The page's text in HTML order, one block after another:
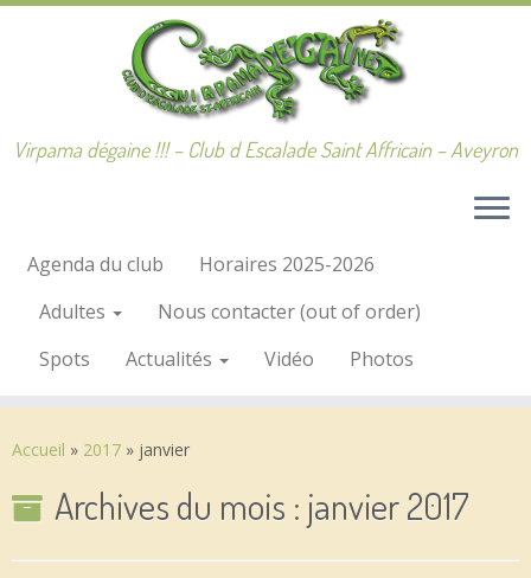
Passer
Virpama dégaine !!! – Club d Escalade Saint Affricain – Aveyron
Agenda du club
Horaires 2025-2026
Adultes
Nous contacter (out of order)
Spots
Actualités Vidéo Photos
Accueil » 2017 » janvier
Archives du mois : janvier 2017